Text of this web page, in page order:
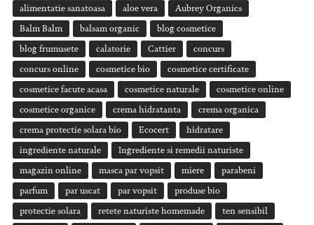
alimentatie sanatoasa aloe vera Aubrey Organics
Balm Balm balsam organic blog cosmetice
blog frumusete calatorie Cattier concurs
concurs online cosmetice bio cosmetice certificate
cosmetice facute acasa cosmetice naturale cosmetice online
cosmetice organice crema hidratanta crema organica
crema protectie solara bio Ecocert hidratare
ingrediente naturale Ingrediente si remedii naturiste
magazin online masca par vopsit miere parabeni
parfum par uscat par vopsit produse bio
protectie solara retete naturiste homemade ten sensibil